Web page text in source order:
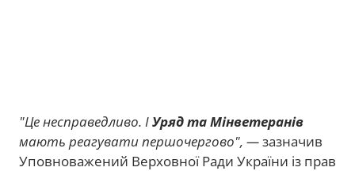
"Це несправедливо. ІУряд та Мінветеранів
мають реагувати першочергово", —зазначив
Уповноважений Верховної Ради України із прав